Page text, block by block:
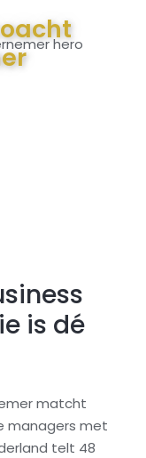
is dé
matcht
managers met
telt 48